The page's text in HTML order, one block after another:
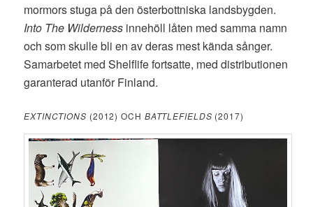
mormors stuga på den österbottniska landsbygden.
Into The Wilderness innehöll låten med samma namn
och som skulle bli en av deras mest kända sånger.
Samarbetet med Shelflife fortsatte, med distributionen
garanterad utanför Finland.
EXTINCTIONS (2012) OCH BATTLEFIELDS (2017)